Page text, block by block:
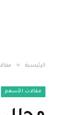
الرئيسية »
مقالات الأسهم